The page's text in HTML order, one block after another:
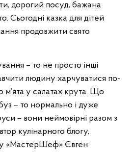
дорогий посуд, бажана
Сьогодні казка для дітей
продовжити свято
– то не просто інші
людину харчуватися по-
м’ята у салатах крута. Що
– то нормально і дуже
– вони неймовірні разом з
кулінарного блогу,
«МастерШеф» Євген